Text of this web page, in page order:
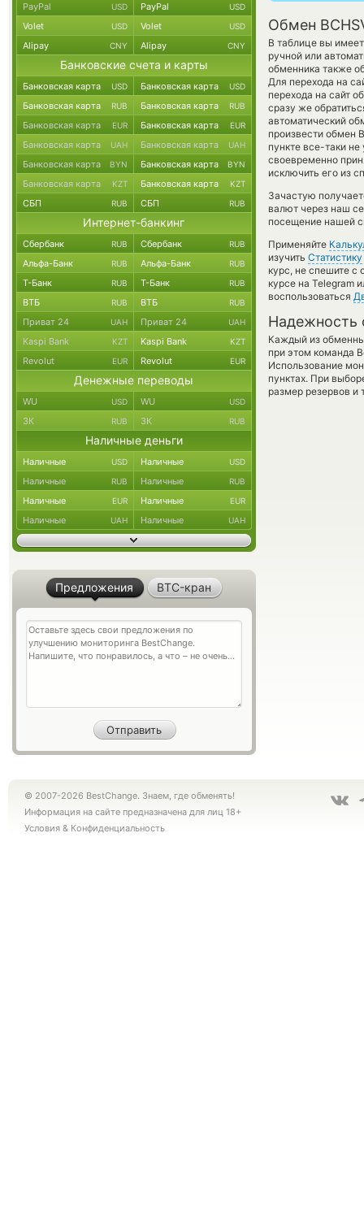
Обмен
В таблице вы
ручной или
обменника также
Для перехода на
перехода на сайт
сразу же
автоматический
произвести обмен
пункте все-таки
своевременно
исключить его из
Зачастую
валют через наш
посещение нашей
Применяйте
изучить Статистику
курс, не спешите с
курсе на Telegram
воспользоваться
Надежность
Каждый из
при этом команда
Использование
пунктах. При
размер резервов и
PayPal USD PayPal USD
Volet USD Volet USD
Alipay CNY Alipay CNY
Банковские счета и карты
Банковская карта USD Банковская карта USD
Банковская карта RUB Банковская карта RUB
Банковская карта EUR Банковская карта EUR
Банковская карта UAH Банковская карта UAH
Банковская карта BYN Банковская карта BYN
Банковская карта KZT Банковская карта KZT
СБП RUB СБП RUB
Интернет-банкинг
Сбербанк RUB Сбербанк RUB
Альфа-Банк RUB Альфа-Банк RUB
Т-Банк RUB Т-Банк RUB
ВТБ RUB ВТБ RUB
Приват 24 UAH Приват 24 UAH
Kaspi Bank KZT Kaspi Bank KZT
Revolut EUR Revolut EUR
Денежные переводы
WU USD WU USD
ЗК RUB ЗК RUB
Наличные деньги
Наличные USD Наличные USD
Наличные RUB Наличные RUB
Наличные EUR Наличные EUR
Наличные UAH Наличные UAH
Предложения BTC-кран
© 2007-2026 BestChange. Знаем, где обменять!
Информация на сайте предназначена для лиц 18+
Условия & Конфиденциальность